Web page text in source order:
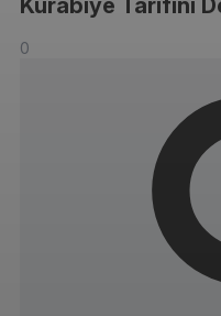
0